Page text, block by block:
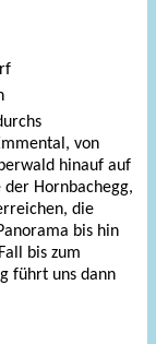
von
hinauf auf
Hornbachegg,
die
bis hin
bis zum
führt uns dann